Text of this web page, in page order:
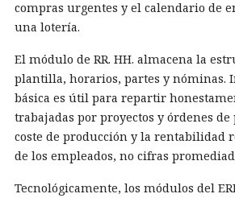
compras urgentes y el calendario de
una lotería.
El módulo de RR. HH. almacena la
plantilla, horarios, partes y nóminas.
básica es útil para repartir
trabajadas por proyectos y órdenes
coste de producción y la rentabilidad
de los empleados, no cifras
Tecnológicamente, los módulos del